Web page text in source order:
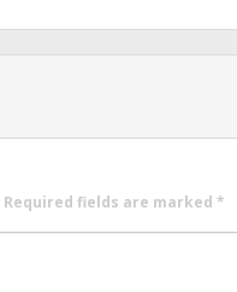
Required fields are marked *